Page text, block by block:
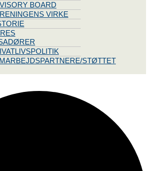
BOARD
VIRKE
STØTTET